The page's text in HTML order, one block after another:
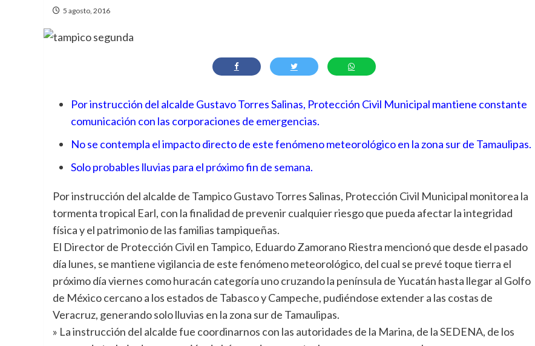
5 agosto, 2016
Por instrucción del alcalde Gustavo Torres Salinas, Protección Civil Municipal mantiene constante
comunicación con las corporaciones de emergencias.
No se contempla el impacto directo de este fenómeno meteorológico en la zona sur de Tamaulipas.
Solo probables lluvias para el próximo fin de semana.
Por instrucción del alcalde de Tampico Gustavo Torres Salinas, Protección Civil Municipal monitorea la
tormenta tropical Earl, con la finalidad de prevenir cualquier riesgo que pueda afectar la integridad
física y el patrimonio de las familias tampiqueñas.
El Director de Protección Civil en Tampico, Eduardo Zamorano Riestra mencionó que desde el pasado
día lunes, se mantiene vigilancia de este fenómeno meteorológico, del cual se prevé toque tierra el
próximo día viernes como huracán categoría uno cruzando la península de Yucatán hasta llegar al Golfo
de México cercano a los estados de Tabasco y Campeche, pudiéndose extender a las costas de
Veracruz, generando solo lluvias en la zona sur de Tamaulipas.
» La instrucción del alcalde fue coordinarnos con las autoridades de la Marina, de la SEDENA, de los